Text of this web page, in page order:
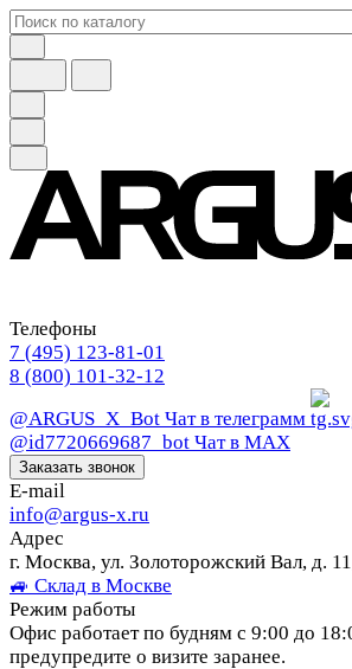
Телефоны
7 (495) 123-81-01
8 (800) 101-32-12
@ARGUS_X_Bot Чат в телеграмм
@id7720669687_bot Чат в МАХ
Заказать звонок
E-mail
info@argus-x.ru
Адрес
г. Москва, ул. Золоторожский Вал, д.
🚙 Склад в Москве
Режим работы
Офис работает по будням с 9:00 до
предупредите о визите заранее.